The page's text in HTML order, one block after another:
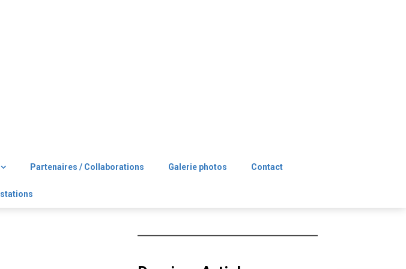
Partenaires / Collaborations Galerie photos Contact